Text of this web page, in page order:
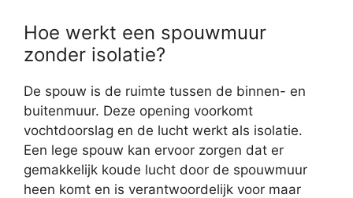
Hoe werkt een spouwmuur
zonder isolatie?
De spouw is de ruimte tussen de binnen- en
buitenmuur. Deze opening voorkomt
vochtdoorslag en de lucht werkt als isolatie.
Een lege spouw kan ervoor zorgen dat er
gemakkelijk koude lucht door de spouwmuur
heen komt en is verantwoordelijk voor maar